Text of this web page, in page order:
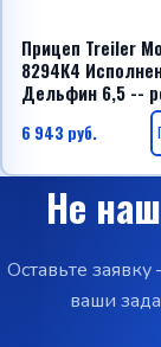
Прицеп Treiler
8294К4
Дельфин 6,5 --
6 943 руб.
Не
Оставьте
ваши